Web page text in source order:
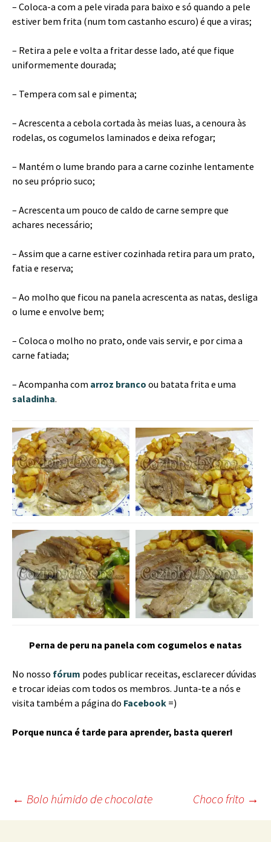
– Coloca-a com a pele virada para baixo e só quando a pele
estiver bem frita (num tom castanho escuro) é que a viras;
– Retira a pele e volta a fritar desse lado, até que fique
uniformemente dourada;
– Tempera com sal e pimenta;
– Acrescenta a cebola cortada às meias luas, a cenoura às
rodelas, os cogumelos laminados e deixa refogar;
– Mantém o lume brando para a carne cozinhe lentamente
no seu próprio suco;
– Acrescenta um pouco de caldo de carne sempre que
achares necessário;
– Assim que a carne estiver cozinhada retira para um prato,
fatia e reserva;
– Ao molho que ficou na panela acrescenta as natas, desliga
o lume e envolve bem;
– Coloca o molho no prato, onde vais servir, e por cima a
carne fatiada;
– Acompanha com arroz branco ou batata frita e uma
saladinha.
Perna de peru na panela com cogumelos e natas
No nosso fórum podes publicar receitas, esclarecer dúvidas
e trocar ideias com todos os membros. Junta-te a nós e
visita também a página do Facebook =)
Porque nunca é tarde para aprender, basta querer!
Post
← Bolo húmido de chocolate Choco frito →